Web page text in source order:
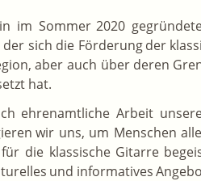
im Sommer 2020
der sich die Förderungder
aber auch über deren
hat.
ehrenamtliche Arbeit
wir uns, um Menschen
für die klassische Gitarre
und informatives